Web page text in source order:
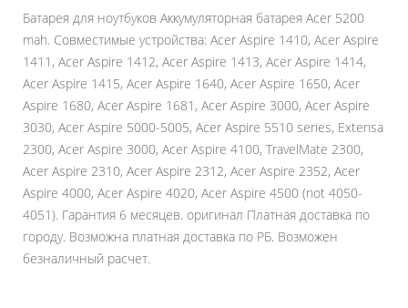
Батарея для ноутбуков Аккумуляторная батарея Acer 5200
mah. Совместимые устройства: Acer Aspire 1410, Acer Aspire
1411, Acer Aspire 1412, Acer Aspire 1413, Acer Aspire 1414,
Acer Aspire 1415, Acer Aspire 1640, Acer Aspire 1650, Acer
Aspire 1680, Acer Aspire 1681, Acer Aspire 3000, Acer Aspire
3030, Acer Aspire 5000-5005, Acer Aspire 5510 series, Extensa
2300, Acer Aspire 3000, Acer Aspire 4100, TravelMate 2300,
Acer Aspire 2310, Acer Aspire 2312, Acer Aspire 2352, Acer
Aspire 4000, Acer Aspire 4020, Acer Aspire 4500 (not 4050-
4051). Гарантия 6 месяцев. оригинал Платная доставка по
городу. Возможна платная доставка по РБ. Возможен
безналичный расчет.